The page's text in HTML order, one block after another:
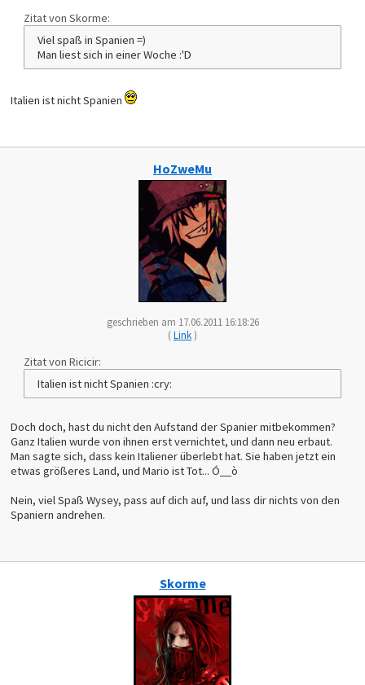
Zitat von Skorme:
Viel spaß in Spanien =)
Man liest sich in einer Woche :'D
Italien ist nicht Spanien
HoZweMu
geschrieben am 17.06.2011 16:18:26
(Link)
Zitat von Ricicir:
Italien ist nicht Spanien :cry:
Doch doch, hast du nicht den Aufstand der Spanier mitbekommen?
Ganz Italien wurde von ihnen erst vernichtet, und dann neu erbaut.
Man sagte sich, dass kein Italiener überlebt hat. Sie haben jetzt ein
etwas größeres Land, und Mario ist Tot... Ó__ò
Nein, viel Spaß Wysey, pass auf dich auf, und lass dir nichts von den
Spaniern andrehen.
Skorme